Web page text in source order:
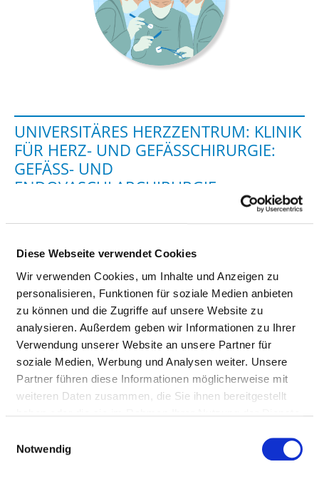
Diese Webseite verwendet Cookies
Wir verwenden Cookies, um Inhalte und Anzeigen zu
personalisieren, Funktionen für soziale Medien anbieten
zu können und die Zugriffe auf unsere Website zu
analysieren. Außerdem geben wir Informationen zu Ihrer
Verwendung unserer Website an unsere Partner für
soziale Medien, Werbung und Analysen weiter. Unsere
Partner führen diese Informationen möglicherweise mit
weiteren Daten zusammen, die Sie ihnen bereitgestellt
Notwendig
UNIVERSITÄRES HERZZENTRUM: KLINIK
FÜR HERZ- UND GEFÄSSCHIRURGIE: G
EFÄSS- UND EN
DOVASCULARCHIRURGIE
60590 Frankfurt am Main
Tel.:069-6301-4136
Fax: 069-6301-5336
Mail:ed.mff-nizideminu@uomonokio.sokairyk
Mit Notfallambulanz
Anfahrt
https://www.unimedizin-ffm.de/einrichtungen/klinik...
Ärztliche Leitung